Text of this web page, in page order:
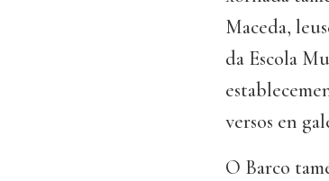
Maceda,
da Escola
versos en
O Barco